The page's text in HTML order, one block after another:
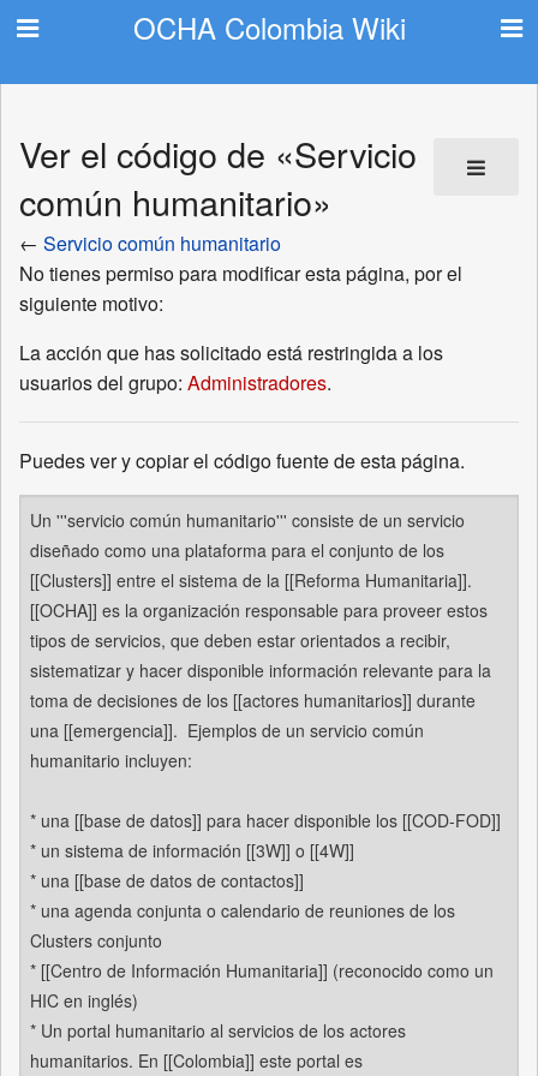
OCHA Colombia Wiki
Ver el código de «Servicio
común humanitario»
← Servicio común humanitario
No tienes permiso para modificar esta página, por el
siguiente motivo:
La acción que has solicitado está restringida a los
usuarios del grupo: Administradores.
Puedes ver y copiar el código fuente de esta página.